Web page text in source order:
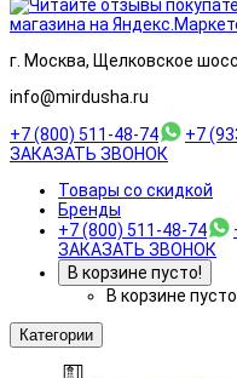
г. Москва, Щелковское
info@mirdusha.ru
+7 (800) 511-48-74
+7
ЗАКАЗАТЬ ЗВОНОК
Товары со скидкой
Бренды
+7 (800) 511-48-74
ЗАКАЗАТЬ ЗВОНОК
В корзине пусто!
В корзине
Категории